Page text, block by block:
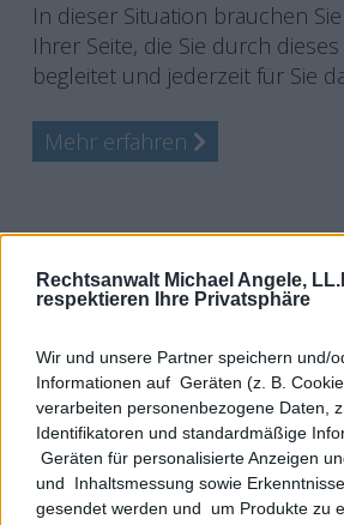
Rechtsanwalt Michael Angele,
respektieren Ihre Privatsphäre
Wir und unsere Partner speichern und/
Informationen auf Geräten (z. B.
verarbeiten personenbezogene Daten,
Identifikatoren und standardmäßige
Geräten für personalisierte Anzeigen
und Inhaltsmessung sowie
gesendet werden und um Produkte zu
In dieser Situation brauchen
Ihrer Seite, die Sie durch
begleitet und jederzeit für Sie
Mehr erfahren
Weiter Kompetenzen im
Kapitaldelikte
Körperverletzung
Vermögensdelikte